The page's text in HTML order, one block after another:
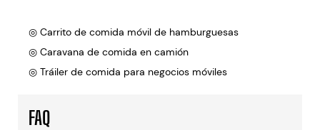
◎ Carrito de comida móvil de hamburguesas
◎ Caravana de comida en camión
◎ Tráiler de comida para negocios móviles
FAQ